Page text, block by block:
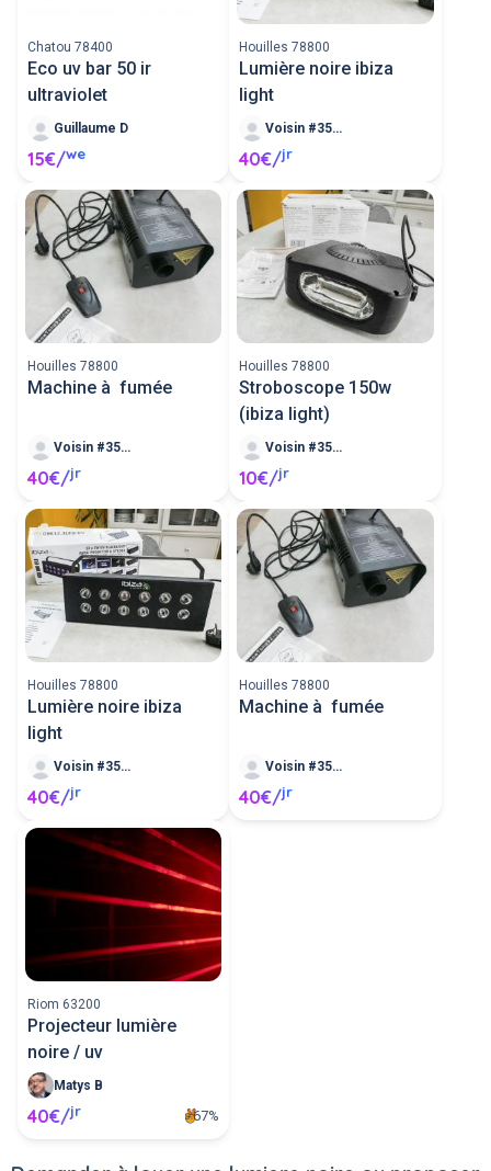
Chatou 78400
Eco uv bar 50 ir
ultraviolet
Guillaume D
15€/we
Houilles 78800
Lumière noire ibiza
light
Voisin #35182
40€/jr
Houilles 78800
Machine à fumée
Voisin #35182
40€/jr
Houilles 78800
Stroboscope 150w
(ibiza light)
Voisin #35182
10€/jr
Houilles 78800
Lumière noire ibiza
light
Voisin #35182
40€/jr
Houilles 78800
Machine à fumée
Voisin #35182
40€/jr
Riom 63200
Projecteur lumière
noire / uv
Matys B
40€/jr 67%